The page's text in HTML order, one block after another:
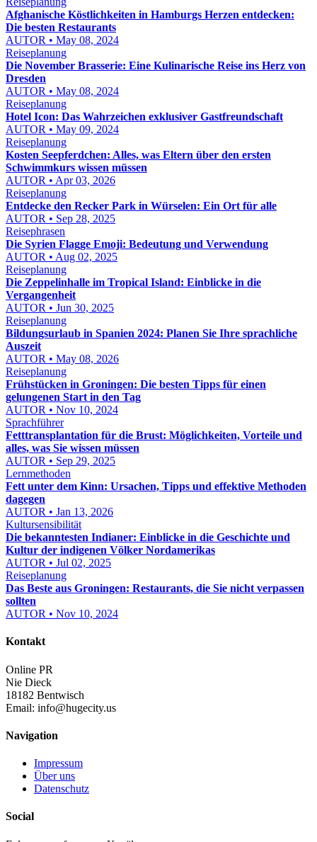
Afghanische Köstlichkeiten in Hamburgs Herzen entdecken:
Die besten Restaurants
AUTOR • May 08, 2024
Reiseplanung
Die November Brasserie: Eine Kulinarische Reise ins Herz von
Dresden
AUTOR • May 08, 2024
Reiseplanung
Hotel Icon: Das Wahrzeichen exklusiver Gastfreundschaft
AUTOR • May 09, 2024
Reiseplanung
Kosten Seepferdchen: Alles, was Eltern über den ersten
Schwimmkurs wissen müssen
AUTOR • Apr 03, 2026
Reiseplanung
Entdecke den Recker Park in Würselen: Ein Ort für alle
AUTOR • Sep 28, 2025
Reisephrasen
Die Syrien Flagge Emoji: Bedeutung und Verwendung
AUTOR • Aug 02, 2025
Reiseplanung
Die Zeppelinhalle im Tropical Island: Einblicke in die
Vergangenheit
AUTOR • Jun 30, 2025
Reiseplanung
Bildungsurlaub in Spanien 2024: Planen Sie Ihre sprachliche
Auszeit
AUTOR • May 08, 2026
Reiseplanung
Frühstücken in Groningen: Die besten Tipps für einen
gelungenen Start in den Tag
AUTOR • Nov 10, 2024
Sprachführer
Fetttransplantation für die Brust: Möglichkeiten, Vorteile und
alles, was Sie wissen müssen
AUTOR • Sep 29, 2025
Lernmethoden
Fett unter dem Kinn: Ursachen, Tipps und effektive Methoden
dagegen
AUTOR • Jan 13, 2026
Kultursensibilität
Die bekanntesten Indianer: Einblicke in die Geschichte und
Kultur der indigenen Völker Nordamerikas
AUTOR • Jul 02, 2025
Reiseplanung
Das Beste aus Groningen: Restaurants, die Sie nicht verpassen
sollten
AUTOR • Nov 10, 2024
Kontakt
Online PR
Nie Dieck
18182 Bentwisch
Email: info@hugecity.us
Navigation
Impressum
Über uns
Datenschutz
Social